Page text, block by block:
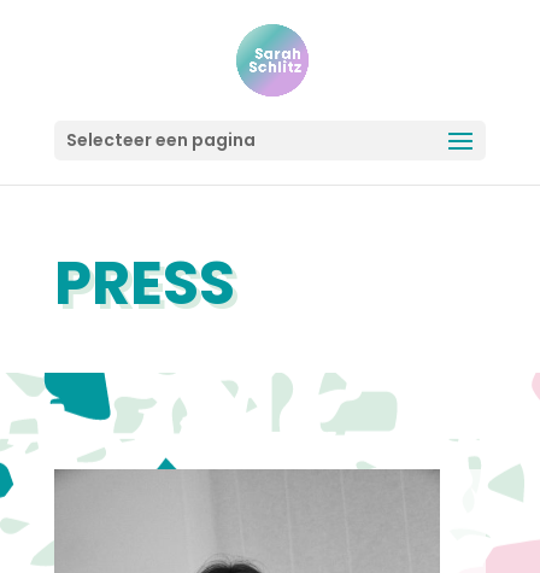
Selecteer een pagina
PRESS